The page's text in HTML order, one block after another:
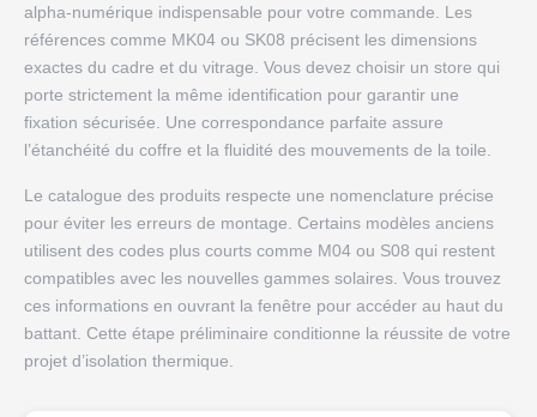
alpha-numérique indispensable pour votre commande. Les
références comme MK04 ou SK08 précisent les dimensions
exactes du cadre et du vitrage. Vous devez choisir un store qui
porte strictement la même identification pour garantir une
fixation sécurisée. Une correspondance parfaite assure
l’étanchéité du coffre et la fluidité des mouvements de la toile.
Le catalogue des produits respecte une nomenclature précise
pour éviter les erreurs de montage. Certains modèles anciens
utilisent des codes plus courts comme M04 ou S08 qui restent
compatibles avec les nouvelles gammes solaires. Vous trouvez
ces informations en ouvrant la fenêtre pour accéder au haut du
battant. Cette étape préliminaire conditionne la réussite de votre
projet d’isolation thermique.